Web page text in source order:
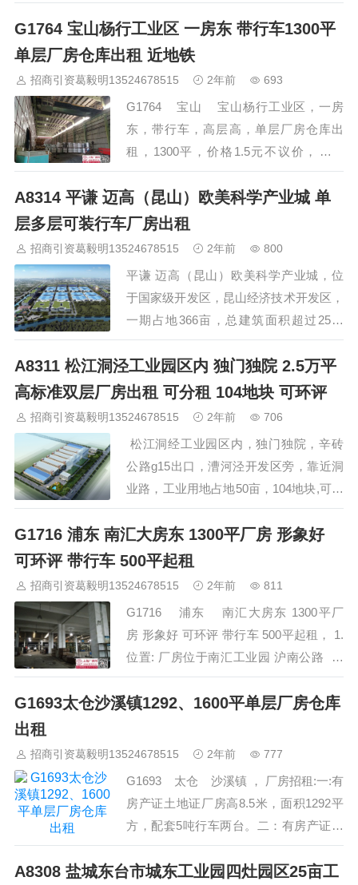
租，另有配套办公楼可出租，欢迎实力企
业入跓，外资企业优先，适合机械加工、
汽车配件、智能制造、环保设备等行业。
业主直接招商 免中介费 欢迎预约看房
G1764 宝山杨行工业区 一房东 带行车1300平
单层厂房仓库出租 近地铁
招商引资葛毅明13524678515 2年前 693
G1764 宝山 宝山杨行工业区，一房
东，带行车，高层高，单层厂房仓库出
租，1300平，价格1.5元不议价，靠近
a30，近地铁一号线富锦路站。适合仓
库，机械加工。 入跓咨询:葛老师 手机/
微信:13524678515 …
A8314 平谦 迈高（昆山）欧美科学产业城 单
层多层可装行车厂房出租
招商引资葛毅明13524678515 2年前 800
平谦 迈高（昆山）欧美科学产业城，位
于国家级开发区，昆山经济技术开发区，
一期占地366亩，总建筑面积超过25万
平。交通位置优越，距离京沪高速5公
里，距离高铁昆山南站8公里，紧邻昆山
出口加工区和精密机械产业园，产业基础
坚实，供应链完善。 迈高（昆山）欧美
8栋，每栋面积8700平米，层高10.5米，
可使用行车，预留牛腿高度7米，行车承
重10吨。 地面承重…
A8311 松江洞泾工业园区内 独门独院 2.5万平
高标准双层厂房出租 可分租 104地块 可环评
招商引资葛毅明13524678515 2年前 706
松江洞经工业园区内，独门独院，辛砖
公路g15出口，漕河泾开发区旁，靠近洞
业路，工业用地占地50亩，104地块,可环
评,现已建25000平厂房，高标准双层厂
房，底层层高11米、楼上层高8米，载重
量1000kg/平方米， 配套齐全，适合各种
生产企业，拒*2房东，欢迎实力企业洽
G1716 浦东 南汇大房东 1300平厂房 形象好
可环评 带行车 500平起租
招商引资葛毅明13524678515 2年前 811
G1716 浦东 南汇大房东 1300平厂
房 形象好 可环评 带行车 500平起租， 1.
位置: 厂房位于南汇工业园 沪南公路 南
芦公路附近 2.面积：总园区45000平，
500平起分割 楼上0.7元 3.层高： 6米&…
G1693太仓沙溪镇1292、1600平单层厂房仓库
出租
招商引资葛毅明13524678515 2年前 777
G1693 太仓 沙溪镇 ， 厂房招租:一:有
房产证土地证厂房高8.5米，面积1292平
方，配套5吨行车两台。二：有房产证土
地证厂房高5.5米，面积1600平方。本厂
地理位置好，交通便捷环境好 。 入跓
A8308 盐城东台市城东工业园四灶园区25亩工